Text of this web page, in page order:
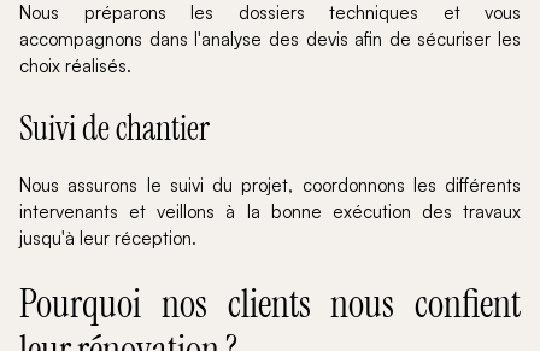
Nous préparons les dossiers techniques et vous
accompagnons dans l'analyse des devis afin de sécuriser les
choix réalisés.
Suivi de chantier
Nous assurons le suivi du projet, coordonnons les différents
intervenants et veillons à la bonne exécution des travaux
jusqu'à leur réception.
Pourquoi nos clients nous confient